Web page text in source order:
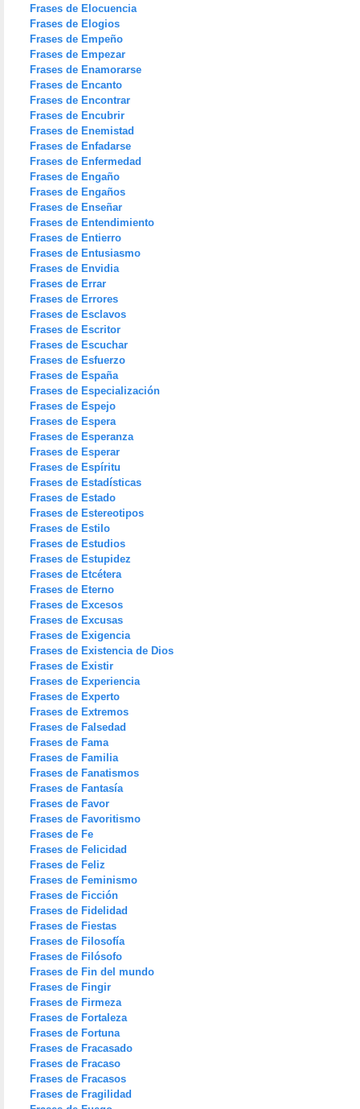
Frases de Elocuencia
Frases de Elogios
Frases de Empeño
Frases de Empezar
Frases de Enamorarse
Frases de Encanto
Frases de Encontrar
Frases de Encubrir
Frases de Enemistad
Frases de Enfadarse
Frases de Enfermedad
Frases de Engaño
Frases de Engaños
Frases de Enseñar
Frases de Entendimiento
Frases de Entierro
Frases de Entusiasmo
Frases de Envidia
Frases de Errar
Frases de Errores
Frases de Esclavos
Frases de Escritor
Frases de Escuchar
Frases de Esfuerzo
Frases de España
Frases de Especialización
Frases de Espejo
Frases de Espera
Frases de Esperanza
Frases de Esperar
Frases de Espíritu
Frases de Estadísticas
Frases de Estado
Frases de Estereotipos
Frases de Estilo
Frases de Estudios
Frases de Estupidez
Frases de Etcétera
Frases de Eterno
Frases de Excesos
Frases de Excusas
Frases de Exigencia
Frases de Existencia de Dios
Frases de Existir
Frases de Experiencia
Frases de Experto
Frases de Extremos
Frases de Falsedad
Frases de Fama
Frases de Familia
Frases de Fanatismos
Frases de Fantasía
Frases de Favor
Frases de Favoritismo
Frases de Fe
Frases de Felicidad
Frases de Feliz
Frases de Feminismo
Frases de Ficción
Frases de Fidelidad
Frases de Fiestas
Frases de Filosofía
Frases de Filósofo
Frases de Fin del mundo
Frases de Fingir
Frases de Firmeza
Frases de Fortaleza
Frases de Fortuna
Frases de Fracasado
Frases de Fracaso
Frases de Fracasos
Frases de Fragilidad